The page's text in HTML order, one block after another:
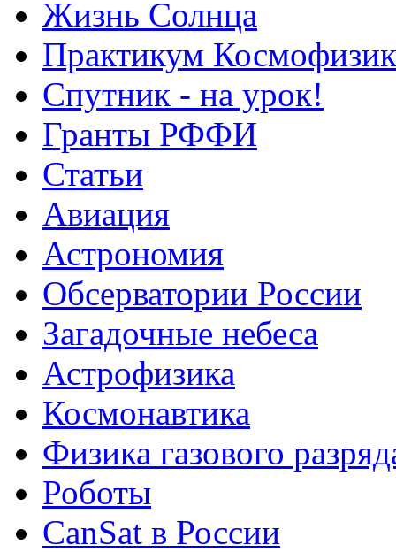
Жизнь Солнца
Практикум
Спутник - на урок!
Гранты РФФИ
Статьи
Авиация
Астрономия
Обсерватории России
Загадочные небеса
Астрофизика
Космонавтика
Физика газового
Роботы
CanSat в России